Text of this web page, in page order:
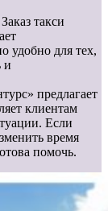
такси
удобно для тех,
и
предлагает
клиентам
Если
время
помочь.